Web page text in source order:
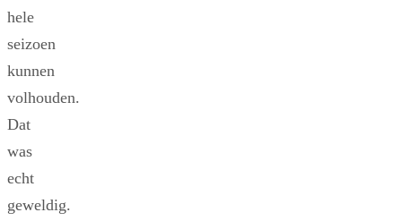
hele
seizoen
kunnen
volhouden.
Dat
was
echt
geweldig.